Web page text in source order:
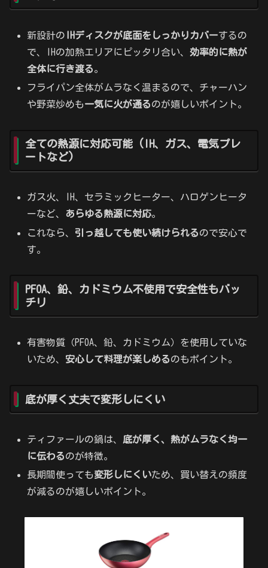
新設計の IHディスクが底面をしっかりカバーするの
で、IHの加熱エリアにピッタリ合い、効率的に熱が
全体に行き渡る。
フライパン全体がムラなく温まるので、チャーハン
や野菜炒めも一気に火が通るのが嬉しいポイント。
全ての熱源に対応可能 (IH、ガス、電気プレ
ートなど)
ガス火、IH、セラミックヒーター、ハロゲンヒータ
ーなど、
あらゆる熱源に対応。
これなら、 引っ越しても使い続けられるので安心で
す。
PFOA、鉛、カドミウム不使用で安全性もバッ
チリ
有害物質（PFOA、鉛、カドミウム）を使用していな
いため、 安心して料理が楽しめるのもポイント。
底が厚く丈夫で変形しにくい
ティファールの鍋は、 底が厚く、熱がムラなく均一
に伝わるのが特徴。
長期間使っても変形しにくいため、買い替えの頻度
が減るのが嬉しいポイント。